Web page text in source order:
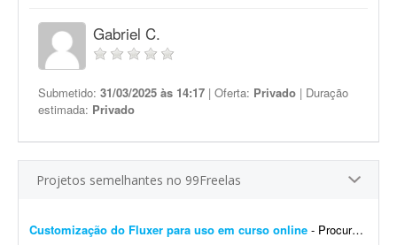
Gabriel C.
Submetido: 31/03/2025 às 14:17 | Oferta: Privado | Duração
estimada: Privado
Projetos semelhantes no 99Freelas
Customização do Fluxer para uso em curso online - Procuro desenvolvedor para fazer algumas customizações na API do Fluxer (fluxer.app) para uso em um curso online. A ideia é manter praticamente toda a estrutura atual da plata...